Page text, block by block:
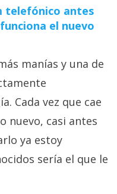
telefónico antes
el nuevo
manías y una de
Cada vez que cae
nuevo, casi antes
ya estoy
sería el que le